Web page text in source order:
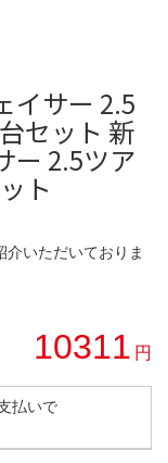
イサー 2.5
セット 新
ー 2.5ツア
ト
いただいておりま
10311 円
払いで